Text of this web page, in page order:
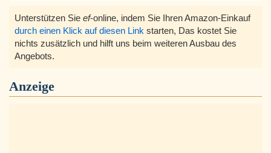
Unterstützen Sie ef-online, indem Sie Ihren Amazon-Einkauf
durch einen Klick auf diesen Link starten, Das kostet Sie
nichts zusätzlich und hilft uns beim weiteren Ausbau des
Angebots.
Anzeige